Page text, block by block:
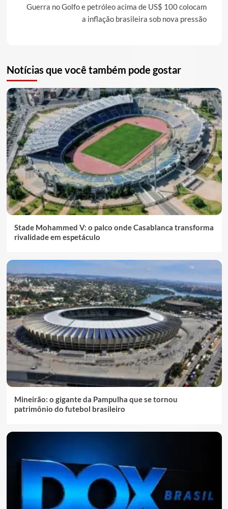
Guerra no Golfo e petróleo acima de US$ 100 colocam
a inflação brasileira sob nova pressão
Notícias que você também pode gostar
Stade Mohammed V: o palco onde Casablanca transforma
rivalidade em espetáculo
Mineirão: o gigante da Pampulha que se tornou
patrimônio do futebol brasileiro